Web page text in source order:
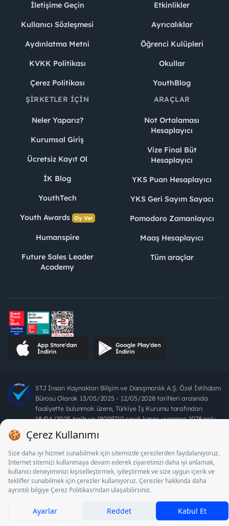
İletişime Geçin
Kullanıcı Sözleşmesi
Aydınlatma Metni
KVKK Politikası
Çerez Politikası
Etkinlikler
Ayrıcalıklar
Öğrenci Kulüpleri
Okullar
YouthBlog
ŞIRKETLER İÇIN
Neler Yaparız?
Kurumsal Giriş
Ücretsiz Kayıt Ol
İK Blog
YouthTech
Youth Awards Oy Ver
Humanspire
Future Sales Leader
Academy
ARAÇLAR
Not Ortalaması
Hesaplayıcı
Vize Final Büt
Hesaplayıcı
YKS Puan Hesaplayıcı
YKS Geri Sayım Sayacı
Pomodoro Zamanlayıcı
Maaş Hesaplayıcı
Tüm araçlar
STJ İnsan Kaynakları Bilişim ve Danışmanlık A.Ş. Özel İstihdam
Bürosu Olarak 13/05/2025 - 12/05/2028 tarihleri arasında
faaliyette bulunmak üzere, Türkiye İş Kurumu tarafından
18/04/2025 tarih ve 18095710 sayılı karar uyarınca 1078 nolu
arayanlardan ücret alınması yasaktır.